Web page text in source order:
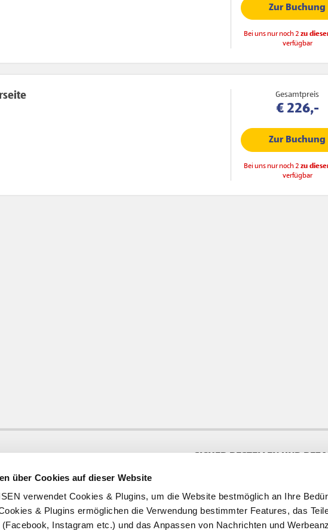
über Cookies auf dieser Website
verwendet Cookies & Plugins, um die Website bestmöglich an Ihre
& Plugins ermöglichen die Verwendung bestimmter Features, das
Instagram etc.) und das Anpassen von Nachrichten und
Zur Buchung
Bei uns nur noch 2 zu
verfügbar
Gesamtpreis
€ 226,-
Zur Buchung
Bei uns nur noch 2 zu
verfügbar
SICHER BESTELLEN UND